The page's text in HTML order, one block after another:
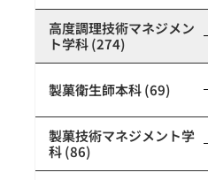
高度調理技術マネジメン
ト学科 (274)
製菓衛生師本科 (69)
製菓技術マネジメント学
科 (86)